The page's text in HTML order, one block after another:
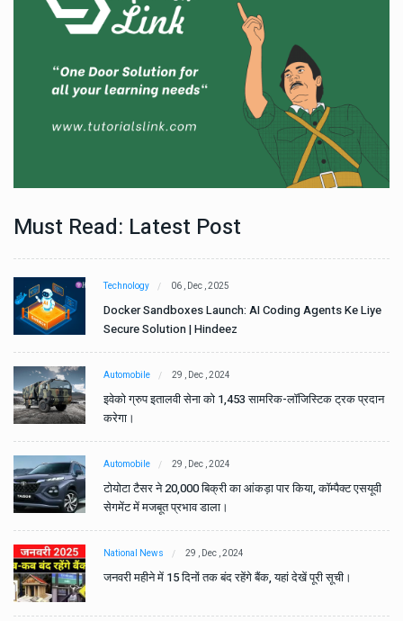
Must Read: Latest Post
Technology 06 , Dec , 2025
Docker Sandboxes Launch: AI Coding Agents Ke Liye
Secure Solution | Hindeez
Automobile 29 , Dec , 2024
इवेको ग्रुप इतालवी सेना को 1,453 सामरिक-लॉजिस्टिक ट्रक प्रदान
करेगा।
Automobile 29 , Dec , 2024
टोयोटा टैसर ने 20,000 बिक्री का आंकड़ा पार किया, कॉम्पैक्ट एसयूवी
सेगमेंट में मजबूत प्रभाव डाला।
National News 29 , Dec , 2024
जनवरी महीने में 15 दिनों तक बंद रहेंगे बैंक, यहां देखें पूरी सूची।